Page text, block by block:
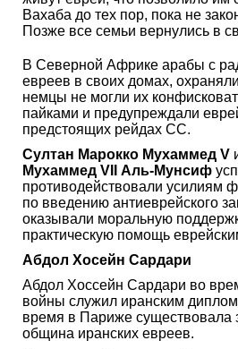
Вахаба до тех пор, пока не
Позже все семьи вернулись в
В Северной Африке арабы с
евреев в своих домах,
немцы не могли их
пайками и предупреждали
предстоящих рейдах СС.
Султан Марокко Мухаммед V
Мухаммед VII Аль-Мунсиф
противодействовали усилиям
по введению антиеврейского
оказывали моральную
практическую помощь
Абдол Хосейн Сардари
Абдол Хоссейн Сардари во
войны служил иранским
время в Париже существовала
община иранских евреев.